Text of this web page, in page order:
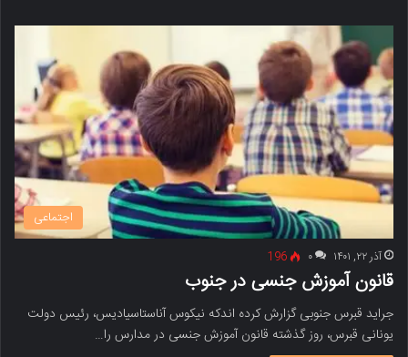
اجتماعی
آذر ۲۲, ۱۴۰۱ ۰ 196
قانون آموزش جنسی در جنوب
جراید قبرس جنوبی گزارش کرده اندکه نیکوس آناستاسیادیس، رئیس دولت
یونانی قبرس، روز گذشته قانون آموزش جنسی در مدارس را…